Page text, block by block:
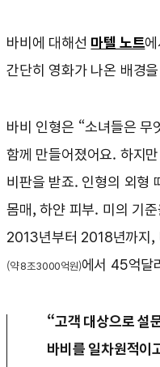
바비에 대해선 마텔 노트
간단히 영화가 나온 배경
바비 인형은 “소녀들은 무
함께 만들어졌어요. 하지
비판을 받죠. 인형의 외형
몸매, 하얀 피부. 미의 기
2013년부터 2018년까지,
(약 8조3000억원)에서 45억달
“고객 대상으로 설
바비를 일차원적이